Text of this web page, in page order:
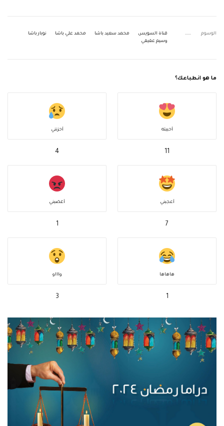
الوسوم قناة السويس محمد سعيد باشا محمد علي باشا
نوبار باشا
وسيم عفيفي
ما هو انطباعك؟
أحببته
11
أحزنني
4
أعجبني
7
أغضبني
1
هاهاها
1
واااو
3